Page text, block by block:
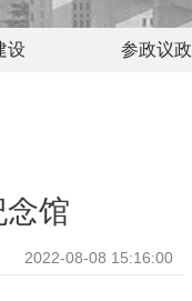
设 参政议政
馆
2022-08-08 15:16:00